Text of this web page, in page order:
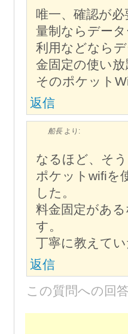
唯一、確認が
量制ならデー
利用などなら
金固定の使い
そのポケット
返信
船長 より:
なるほど、そ
ポケットwifiを
した。
料金固定があ
す。
丁寧に教えて
返信
この質問への回